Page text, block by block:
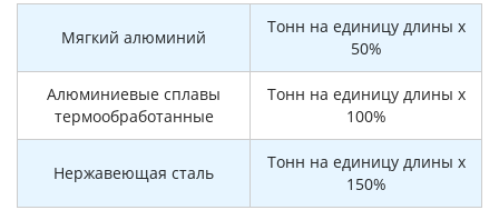
Мягкий алюминий
Тонн на единицу длины x
50%
Алюминиевые сплавы
термообработанные
Тонн на единицу длины x
100%
Нержавеющая сталь
Тонн на единицу длины x
150%